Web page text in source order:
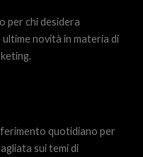
per chi desidera
novità in materia di
quotidiano per
sui temi di